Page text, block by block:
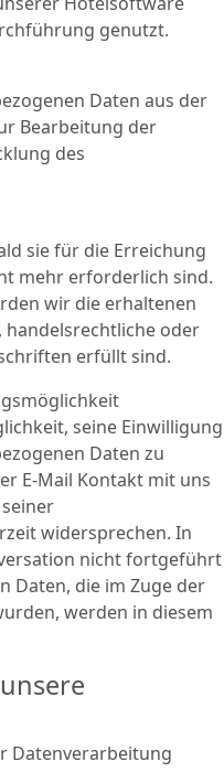
genutzt.
Daten aus der
Bearbeitung der
des
sie für die Erreichung
mehr erforderlich sind.
wir die erhaltenen
handelsrechtliche oder
erfüllt sind.
seine Einwilligung
Daten zu
E-Mail Kontakt mit uns
widersprechen. In
nicht fortgeführt
Daten, die im Zuge der
werden in diesem
Datenverarbeitung